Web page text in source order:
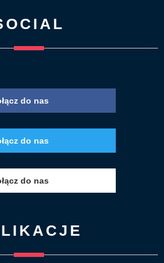
do nas
do nas
do nas